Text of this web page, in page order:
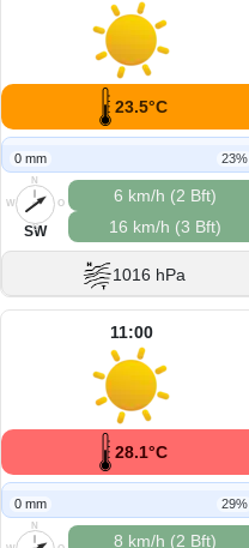
23.5°C
0 mm 23%
N
O
S
W
SW
6 km/h (2 Bft)
16 km/h (3 Bft)
1016 hPa
11:00
28.1°C
0 mm 29%
N
8 km/h (2 Bft)